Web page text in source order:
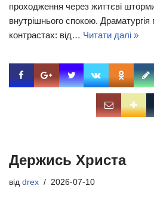
проходження через життєві
внутрішнього спокою.
контрастах: від… Читати далі »
Держись Христа
від drex 2026-07-10